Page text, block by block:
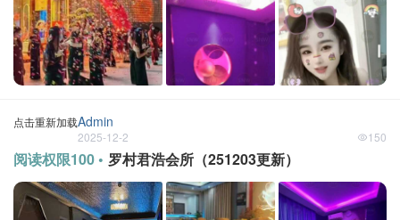
点击重新加载Admin
2025-12-2 150
阅读权限100 • 罗村君浩会所（251203更新）